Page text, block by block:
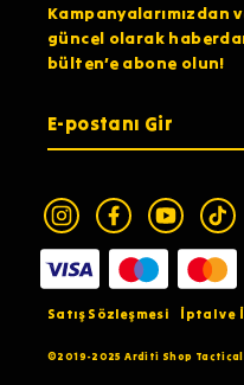
Kampanyalarımızdan
güncel olarak
bülten’e abone olun!
©2019-2025 Arditi Shop Tactical
Satış Sözleşmesi İptal ve